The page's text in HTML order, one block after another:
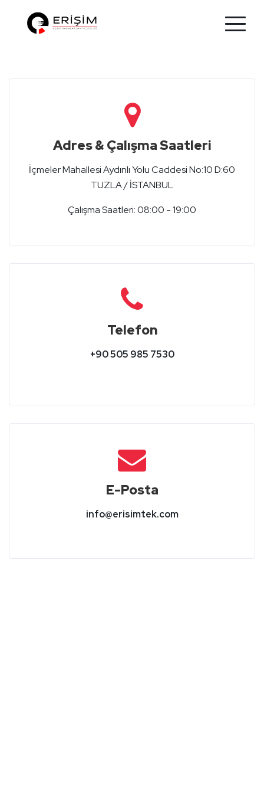
Adres & Çalışma Saatleri
İçmeler Mahallesi Aydınlı Yolu Caddesi No:10 D:60
TUZLA / İSTANBUL
Çalışma Saatleri: 08:00 - 19:00
Telefon
+90 505 985 7530
E-Posta
info@erisimtek.com